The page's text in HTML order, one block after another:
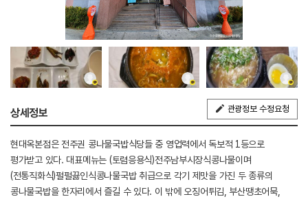
상세정보 관광정보 수정요청
현대옥본점은 전주권 콩나물국밥식당들 중 영업력에서 독보적 1등으로
평가받고 있다. 대표메뉴는 (토렴응용식)전주남부시장식콩나물이며
(전통직화식)펄펄끓인식콩나물국밥 취급으로 각기 제맛을 가진 두 종류의
콩나물국밥을 한자리에서 즐길 수 있다. 이 밖에 오징어튀김, 부산땡초어묵,